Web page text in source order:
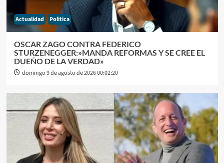
Actualidad Politica
OSCAR ZAGO CONTRA FEDERICO
STURZENEGGER:»MANDA REFORMAS Y SE CREE EL
DUEÑO DE LA VERDAD»
domingo 9 de agosto de 2026 00:02:20